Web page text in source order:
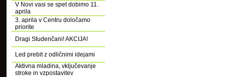
V Novi vasi se spet dobimo 11.
aprila
3. aprila v Centru določamo
priorite
Dragi Studenčani! AKCIJA!
Led prebit z odličnimi idejami
Aktivna mladina, vključevanje
stroke in vzpostavitev